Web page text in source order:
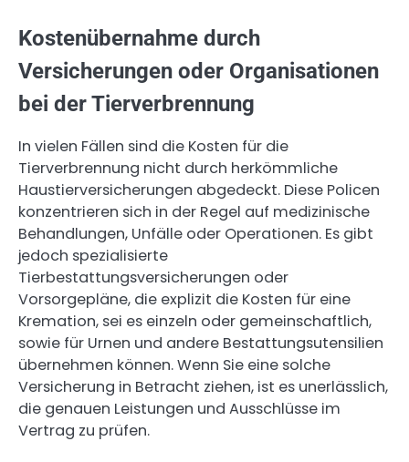
Kostenübernahme durch
Versicherungen oder Organisationen
bei der Tierverbrennung
In vielen Fällen sind die Kosten für die
Tierverbrennung nicht durch herkömmliche
Haustierversicherungen abgedeckt. Diese Policen
konzentrieren sich in der Regel auf medizinische
Behandlungen, Unfälle oder Operationen. Es gibt
jedoch spezialisierte
Tierbestattungsversicherungen oder
Vorsorgepläne, die explizit die Kosten für eine
Kremation, sei es einzeln oder gemeinschaftlich,
sowie für Urnen und andere Bestattungsutensilien
übernehmen können. Wenn Sie eine solche
Versicherung in Betracht ziehen, ist es unerlässlich,
die genauen Leistungen und Ausschlüsse im
Vertrag zu prüfen.